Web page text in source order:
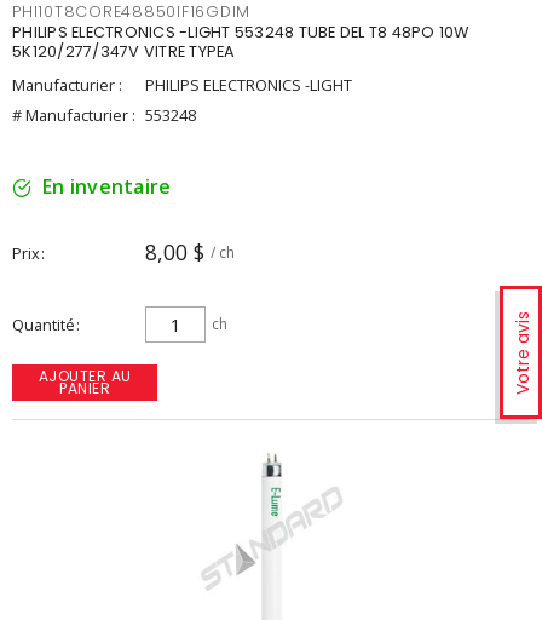
Votre avis
PHI10T8CORE48850IF16GDIM
PHILIPS ELECTRONICS -LIGHT 553248 TUBE DEL T8 48PO 10W
5K120/277/347V VITRE TYPEA
Manufacturier :
PHILIPS ELECTRONICS -LIGHT
# Manufacturier : 553248
En inventaire
Prix 8,00 $ / ch
Quantité ch
AJOUTER AU
PANIER